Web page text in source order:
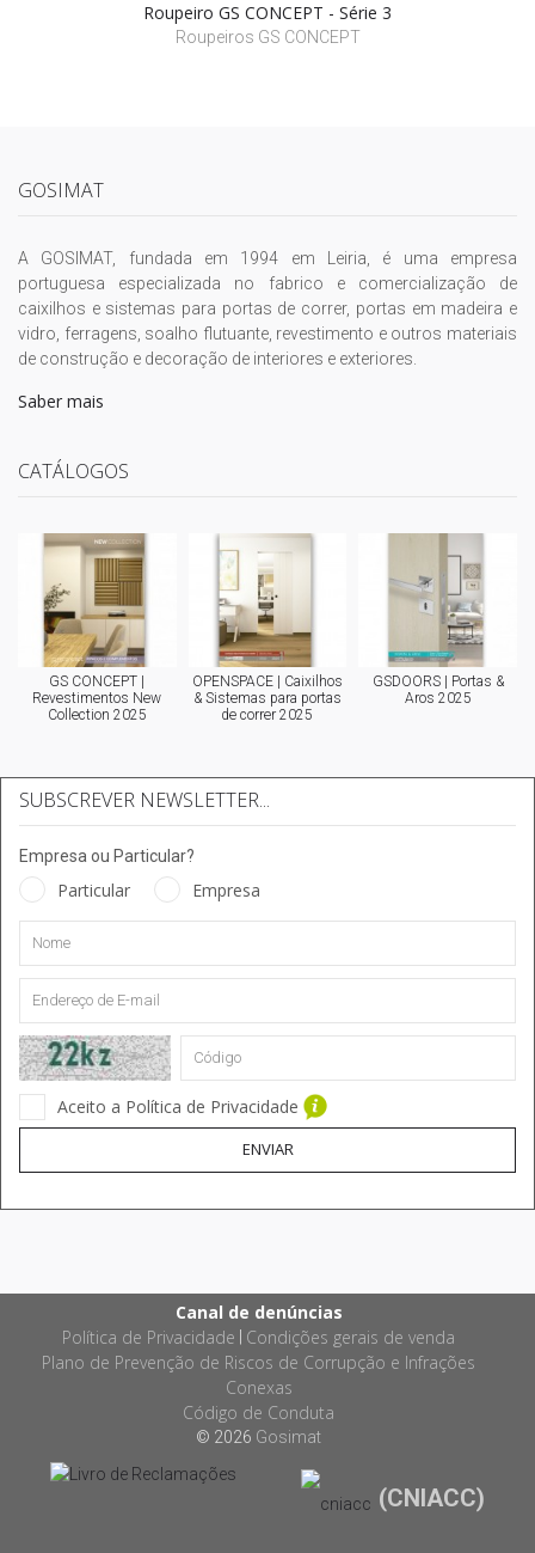
Roupeiro GS CONCEPT - Série 3
Roupeiros GS CONCEPT
GOSIMAT
A GOSIMAT, fundada em 1994 em Leiria, é uma empresa
portuguesa especializada no fabrico e comercialização de
caixilhos e sistemas para portas de correr, portas em madeira e
vidro, ferragens, soalho flutuante, revestimento e outros materiais
de construção e decoração de interiores e exteriores.
Saber mais
CATÁLOGOS
GS CONCEPT |
Revestimentos New
Collection 2025
OPENSPACE | Caixilhos
& Sistemas para portas
de correr 2025
GSDOORS | Portas &
Aros 2025
SUBSCREVER NEWSLETTER...
Empresa ou Particular?
Particular Empresa
Aceito a Política de Privacidade
ENVIAR
Canal de denúncias
Política de Privacidade Condições gerais de venda
Plano de Prevenção de Riscos de Corrupção e Infrações
Conexas
Código de Conduta
© 2026 Gosimat
(CNIACC)